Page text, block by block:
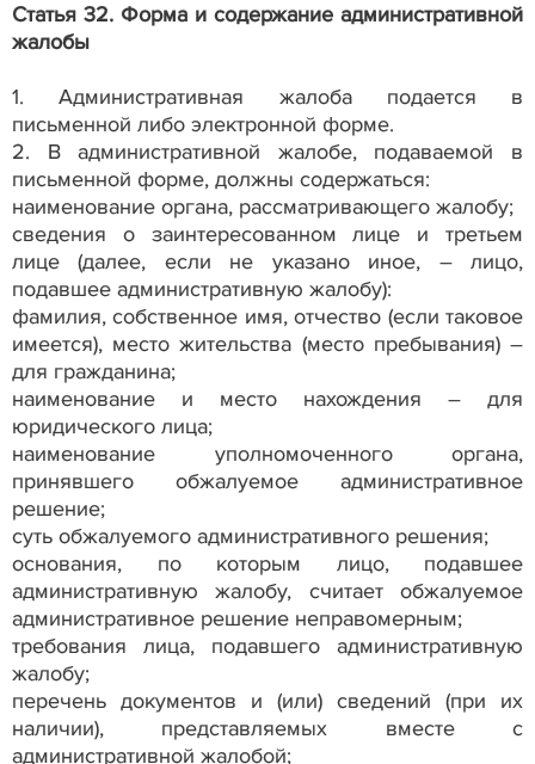
Статья 32. Форма и содержание административной
жалобы
1. Административная жалоба подается в
письменной либо электронной форме.
2. В административной жалобе, подаваемой в
письменной форме, должны содержаться:
наименование органа, рассматривающего жалобу;
сведения о заинтересованном лице и третьем
лице (далее, если не указано иное, – лицо,
подавшее административную жалобу):
фамилия, собственное имя, отчество (если таковое
имеется), место жительства (место пребывания) –
для гражданина;
наименование и место нахождения – для
юридического лица;
наименование уполномоченного органа,
принявшего обжалуемое административное
решение;
суть обжалуемого административного решения;
основания, по которым лицо, подавшее
административную жалобу, считает обжалуемое
административное решение неправомерным;
требования лица, подавшего административную
жалобу;
перечень документов и (или) сведений (при их
наличии), представляемых вместе с
административной жалобой;